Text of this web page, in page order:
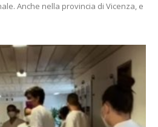
Anche nella provincia di Vicenza, e